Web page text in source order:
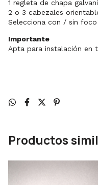
1 regleta de chapa
2 o 3 cabezales
Selecciona con / sin
Importante
Apta para instalación en
Productos